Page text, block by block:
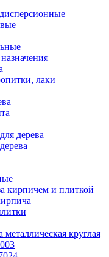
лаки
дерева
кирпичем и плиткой
металлическая круглая